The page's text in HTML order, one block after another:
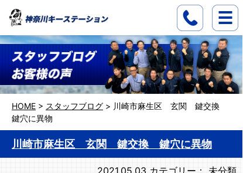
HOME > スタッフブログ > 川崎市麻生区 玄関 鍵交換
鍵穴に異物
川崎市麻生区 玄関 鍵交換 鍵穴に異物
2021.05.03 カテゴリー： 未分類